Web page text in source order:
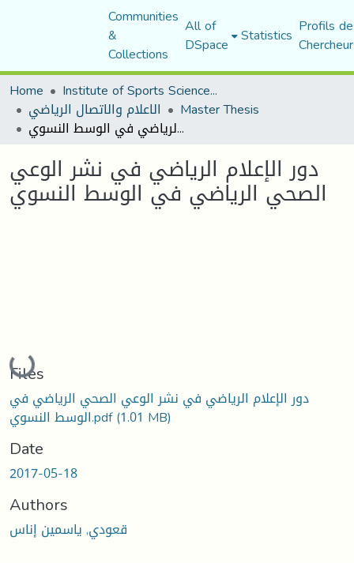
Communities
&
Collections
All of
DSpace Statistics Profils
Home
Institute of Sports Sciences and Techniques
الاعلام والاتصال الرياضي Master Thesis
دور الإعلام الرياضي في نشر الوعي الصحي الرياضي في الوسط النسوي
دور الإعلام الرياضي في نشر الوعي
الصحي الرياضي في الوسط النسوي
Loading...
Files
دور الإعلام الرياضي في نشر الوعي الصحي الرياضي في
الوسط النسوي.pdf(1.01 MB)
Date
2017-05-18
Authors
قعودي, ياسمين إناس